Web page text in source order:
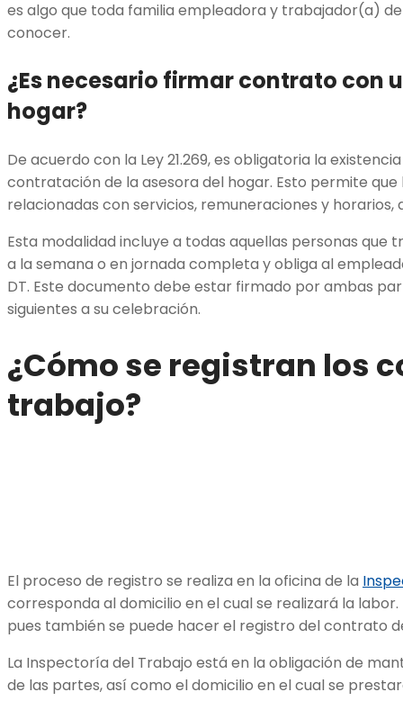
es algo que toda familia empleadora y trabajador(a)
conocer.
¿Es necesario firmar contrato con
hogar?
De acuerdo con la Ley 21.269, es obligatoria la
contratación de la asesora del hogar. Esto permite
relacionadas con servicios, remuneraciones y
Esta modalidad incluye a todas aquellas personas que
a la semana o en jornada completa y obliga al
DT. Este documento debe estar firmado por ambas
siguientes a su celebración.
¿Cómo se registran los
trabajo?
El proceso de registro se realiza en la oficina de la
corresponda al domicilio en el cual se realizará la
pues también se puede hacer el registro del contrato
La Inspectoría del Trabajo está en la obligación de
de las partes, así como el domicilio en el cual se